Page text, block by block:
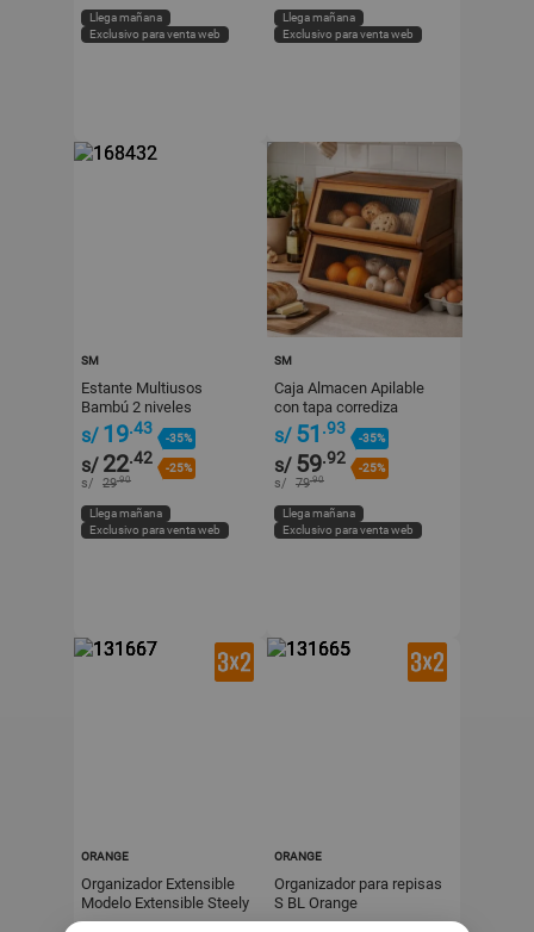
Llega mañana
Exclusivo para venta web
Llega mañana
Exclusivo para venta web
SM
Estante Multiusos
Bambú 2 niveles
27x18x29cm
s/ 19.43
-35%
s/ 22.42
-25%
s/ 29.90
Llega mañana
Exclusivo para venta web
SM
Caja Almacen Apilable
con tapa corrediza
50x31x30cm
s/ 51 .93
-35%
s/ 59.92
-25%
s/ 79.90
Llega mañana
Exclusivo para venta web
ORANGE
Organizador Extensible
Modelo Extensible Steely
de Acero Orange
ORANGE
Organizador para repisas
S BL Orange